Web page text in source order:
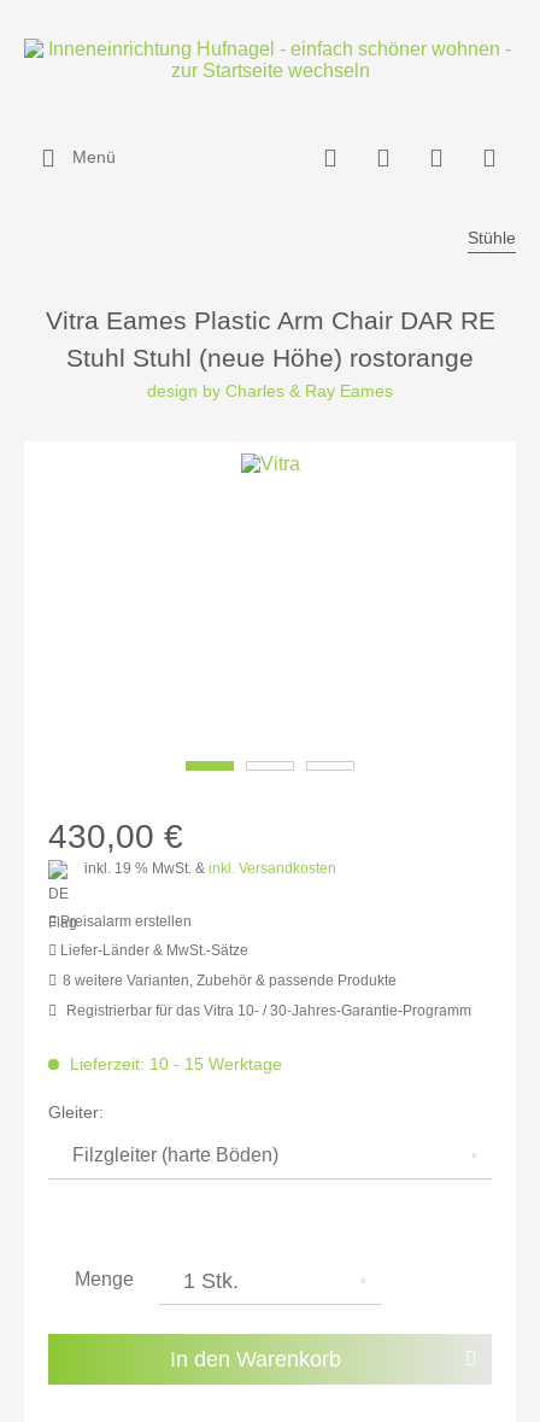
Menü
Stühle
Vitra Eames Plastic Arm Chair DAR RE
Stuhl Stuhl (neue Höhe) rostorange
design by Charles & Ray Eames
430,00 €
inkl. 19 % MwSt. & inkl. Versandkosten
Preisalarm erstellen
Preisalarm aktivieren
Liefer-Länder & MwSt.-Sätze
inkl. 16% MwSt.: 419,16 €
inkl. 21% MwSt.: 437,23 €
inkl. 21% MwSt.: 437,23 €
8 weitere Varianten, Zubehör & passende Produkte
Registrierbar für das Vitra 10- / 30-Jahres-Garantie-Programm
Lieferzeit: 10 - 15 Werktage
Gleiter:
Menge
In den Warenkorb